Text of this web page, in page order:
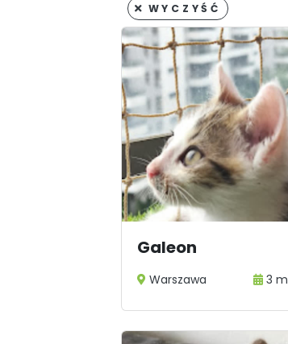
WYCZYŚĆ
Galeon
Warszawa 3